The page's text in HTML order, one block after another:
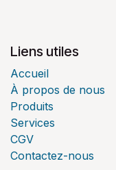
Liens utiles
Accueil
À propos de nous
Produits
Services
CGV
Contactez-nous